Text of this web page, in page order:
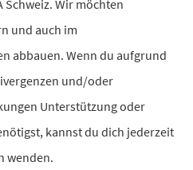
Schweiz. Wir möchten
und auch im
abbauen. Wenn du aufgrund
und/oder
Unterstützung oder
kannst du dich jederzeit
wenden.